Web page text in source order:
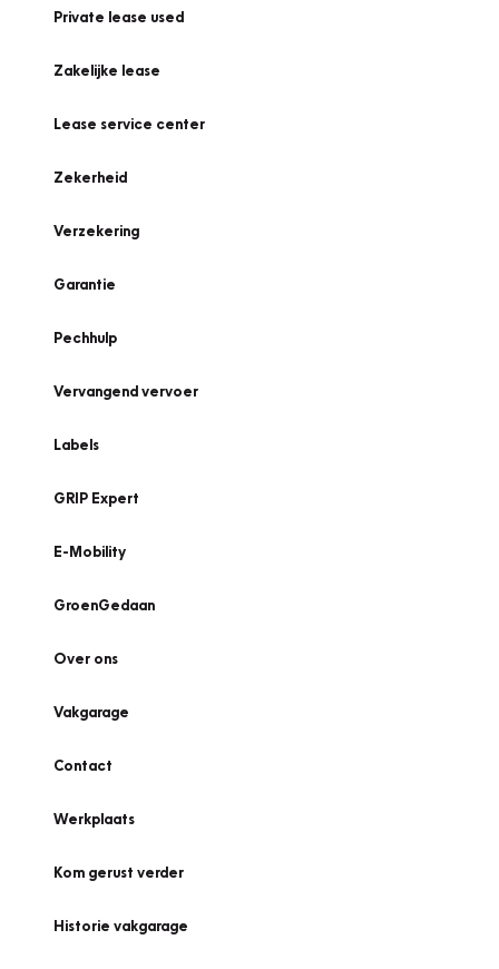
Private lease used
Zakelijke lease
Lease service center
Zekerheid
Verzekering
Garantie
Pechhulp
Vervangend vervoer
Labels
GRIP Expert
E-Mobility
GroenGedaan
Over ons
Vakgarage
Contact
Werkplaats
Kom gerust verder
Historie vakgarage